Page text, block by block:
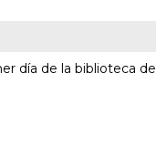
día de la biblioteca de